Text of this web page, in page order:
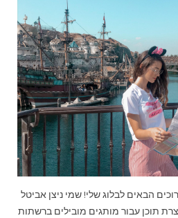
הבאים לבלוג שלי! שמי ניצן אביטל
ויוצרת תוכן עבור מותגים מובילים ברשתות